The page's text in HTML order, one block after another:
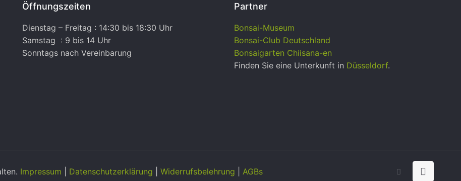
Öffnungszeiten
Dienstag – Freitag : 14:30 bis 18:30 Uhr
Samstag : 9 bis 14 Uhr
Sonntags nach Vereinbarung
Partner
Bonsai-Museum
Bonsai-Club Deutschland
Bonsaigarten Chiisana-en
Finden Sie eine Unterkunft in Düsseldorf.
Impressum Datenschutzerklärung Widerrufsbelehrung AGBs